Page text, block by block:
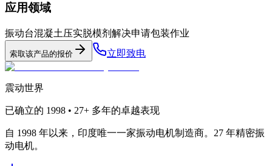
应用领域
振动台混凝土压实脱模剂 解决申请包装作业
索取该产品的报价 立即致电
震动世界
已确立的 1998 • 27+ 多年的卓越表现
自 1998 年以来，印度唯一一家振动电机制造商。27 年精密振
动电机。